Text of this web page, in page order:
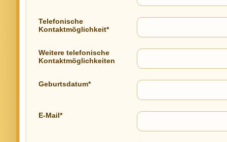
Telefonische
Kontaktmöglichkeit*
Weitere telefonische
Kontaktmöglichkeiten
Geburtsdatum*
E-Mail*